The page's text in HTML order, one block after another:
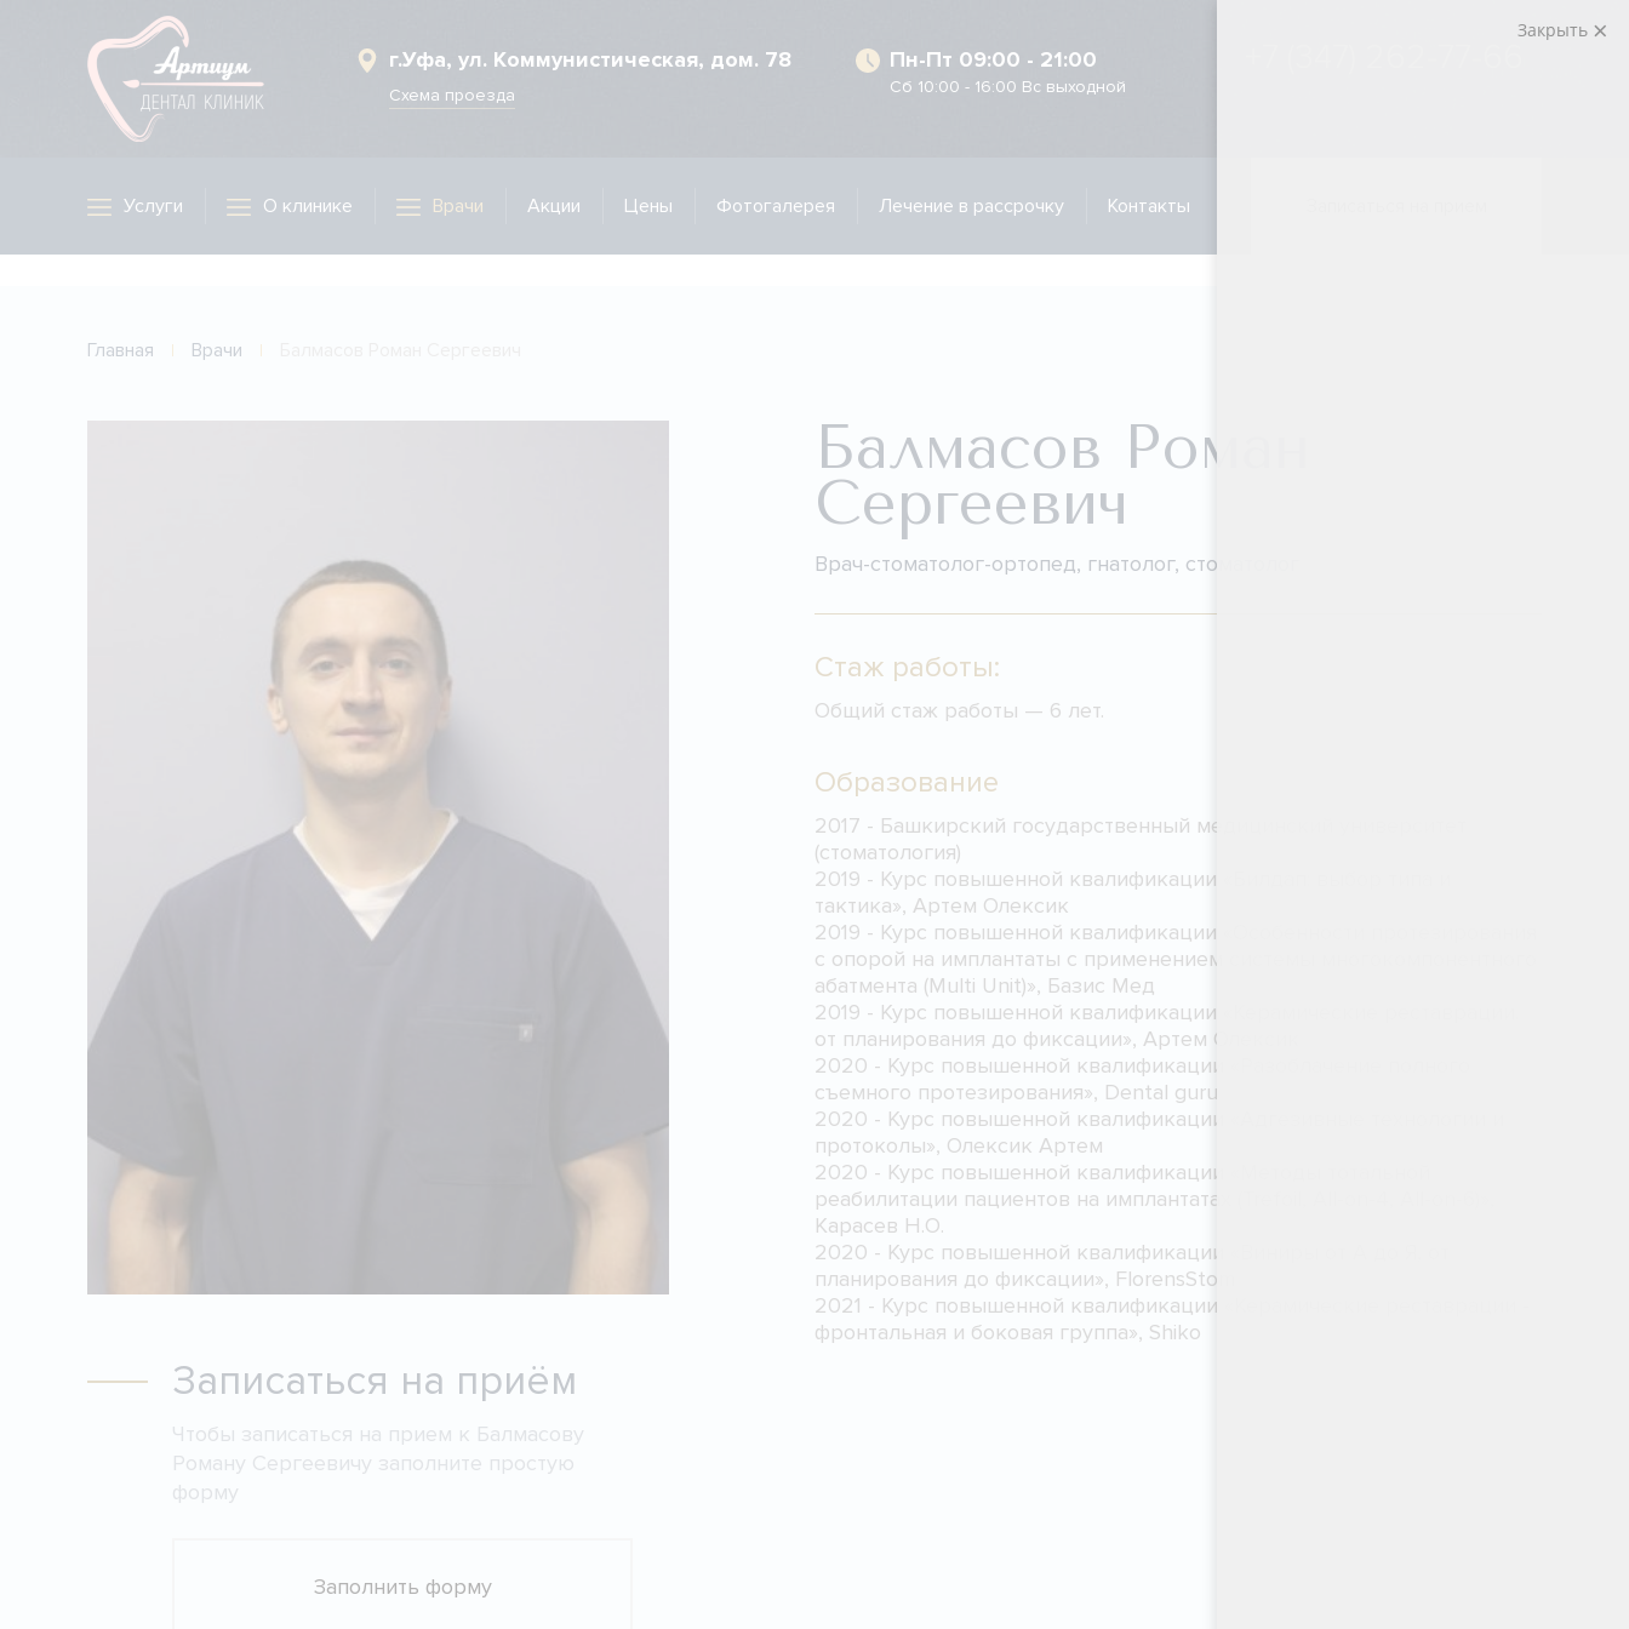
г.Уфа, ул. Коммунистическая, дом. 78
Схема проезда
Пн-Пт 09:00 - 21:00
Сб 10:00 - 16:00 Вс выходной
Услуги О клинике Врачи Акции Цены Фотогалерея Лечение в рассрочку Контакты
Врач Балмасов Роман Сергеевич
Главная Врачи
Записаться на приём
Чтобы записаться на прием к Балмасову
Роману Сергеевичу заполните простую
форму
Заполнить форму
Балмасов Роман
Сергеевич
Врач-стоматолог-ортопед, гнатолог, стоматолог
Стаж работы:
Общий стаж работы — 6 лет.
Образование
2017 - Башкирский государственный медицинский университет
(стоматология)
2019 - Курс повышенной квалификации «Билдап: выбор типа и
тактика», Артем Олексик
2019 - Курс повышенной квалификации «Особенности протезирования
с опорой на имплантаты с применением системы многокомпонентного
абатмента (Multi Unit)», Базис Мед
2019 - Курс повышенной квалификации «Керамические реставрации.
от планирования до фиксации», Артем Олексик
2020 - Курс повышенной квалификации «Разоблачение полного
съемного протезирования», Dental guru
2020 - Курс повышенной квалификации «Адгезивные технологии и
протоколы», Олексик Артем
2020 - Курс повышенной квалификации «Методы тотальной
реабилитации пациентов на имплантатах (Trefoil, All-on-4, All-on-6)»,
Карасев Н.О.
2020 - Курс повышенной квалификации «Виниры от А до Я, от
планирования до фиксации», FlorensStom
2021 - Курс повышенной квалификации «Керамические реставрации -
фронтальная и боковая группа», Shiko
Закрыть